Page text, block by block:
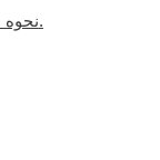
نحوه ی چیدمان ارت پیت ها در زمین پالایشگاه.